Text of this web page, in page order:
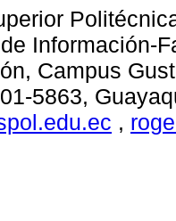
Información-
Campus
5863,
,